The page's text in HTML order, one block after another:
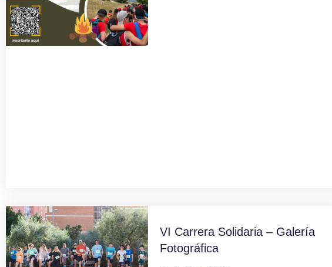
VI Carrera Solidaria – Galería
Fotográfica